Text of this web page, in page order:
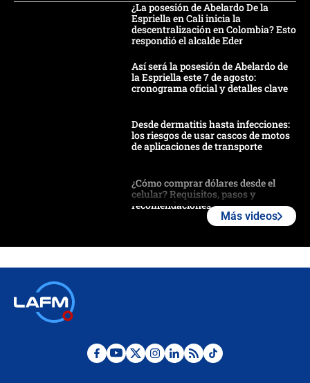
¿La posesión de Abelardo De la
Espriella en Cali inicia la
descentralización en Colombia? Esto
respondió el alcalde Eder
Así será la posesión de Abelardo de
la Espriella este 7 de agosto:
cronograma oficial y detalles clave
Desde dermatitis hasta infecciones:
los riesgos de usar cascos de motos
de aplicaciones de transporte
¿Cómo comprar dólares desde el
celular? Requisitos, pasos y
recomendaciones
Álvaro Uribe asistirá a la posesión y
Más videos